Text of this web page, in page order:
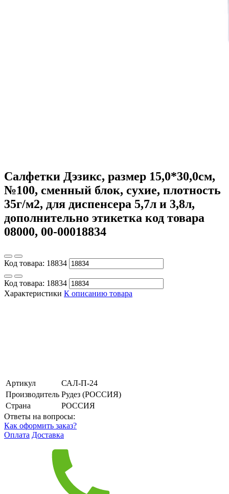
Салфетки Дэзикс, размер 15,0*30,0см,
№100, сменный блок, сухие, плотность
35г/м2, для диспенсера 5,7л и 3,8л,
дополнительно этикетка код товара
08000, 00-00018834
Код товара: 18834
Код товара: 18834
Характеристики К описанию товара
Артикул
САЛ-П-24
Производитель Рудез (РОССИЯ)
Страна
РОССИЯ
Ответы на вопросы:
Как оформить заказ?
Оплата Доставка